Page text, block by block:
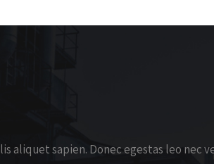
sapien. Donec egestas leo nec